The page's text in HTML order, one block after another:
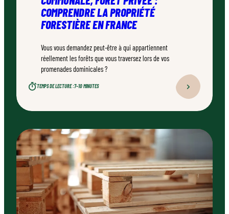
COMPRENDRE LA PROPRIÉTÉ
FORESTIÈRE EN FRANCE
Vous vous demandez peut-être à qui appartiennent
réellement les forêts que vous traversez lors de vos
promenades dominicales ?
TEMPS DE LECTURE :7–10 MINUTES